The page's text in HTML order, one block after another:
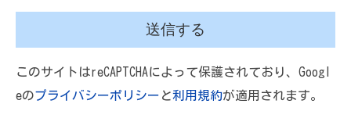
このサイトはreCAPTCHAによって保護されており、Googl
eのプライバシーポリシー と利用規約が適用されます。